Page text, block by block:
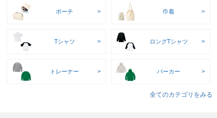
ポーチ 巾着
Tシャツ ロングTシャツ
トレーナー パーカー
全てのカテゴリをみる